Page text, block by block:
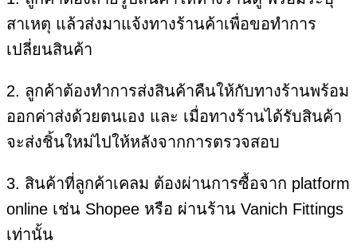
สาเหตุ แล้วส่งมาแจ้งทางร้านค้าเพื่อขอทำการ
เปลี่ยนสินค้า
2. ลูกค้าต้องทำการส่งสินค้าคืนให้กับทางร้านพร้อม
ออกค่าส่งด้วยตนเอง และ เมื่อทางร้านได้รับสินค้า
จะส่งชิ้นใหม่ไปให้หลังจากการตรวจสอบ
3. สินค้าที่ลูกค้าเคลม ต้องผ่านการซื้อจาก platform
online เช่น Shopee หรือ ผ่านร้าน Vanich Fittings
เท่านั้น